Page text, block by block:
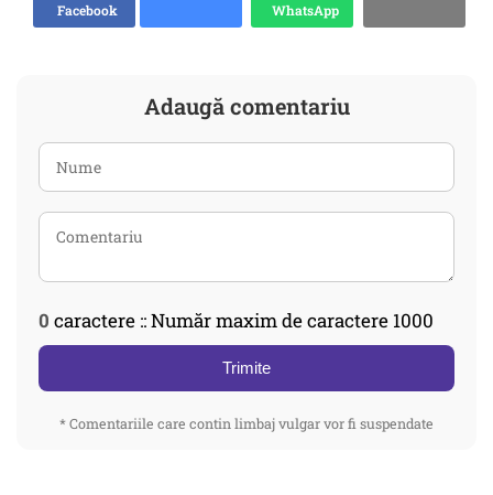
Facebook
WhatsApp
Adaugă comentariu
0 caractere :: Număr maxim de caractere 1000
Trimite
* Comentariile care contin limbaj vulgar vor fi suspendate